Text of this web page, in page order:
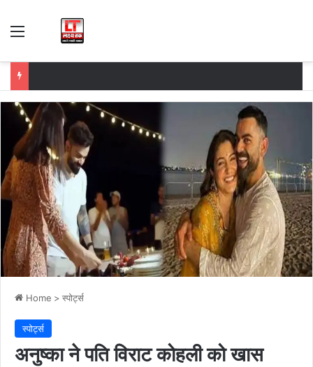
Menu
Home > स्पोर्ट्स
स्पोर्ट्स
अनुष्का ने पति विराट कोहली को खास